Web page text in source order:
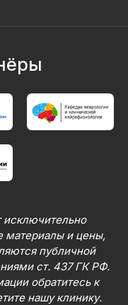
исключительно
материалы и цены,
публичной
ст. 437 ГК РФ.
обратитесь к
нашу клинику.